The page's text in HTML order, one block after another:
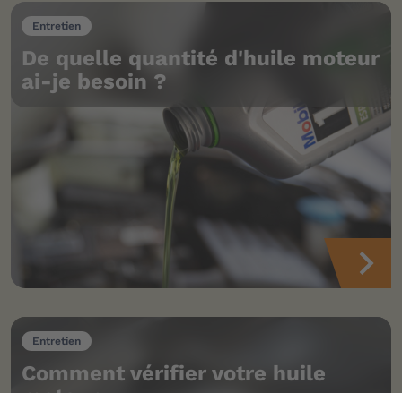
Entretien
De quelle quantité d'huile moteur
ai-je besoin ?
Entretien
Comment vérifier votre huile